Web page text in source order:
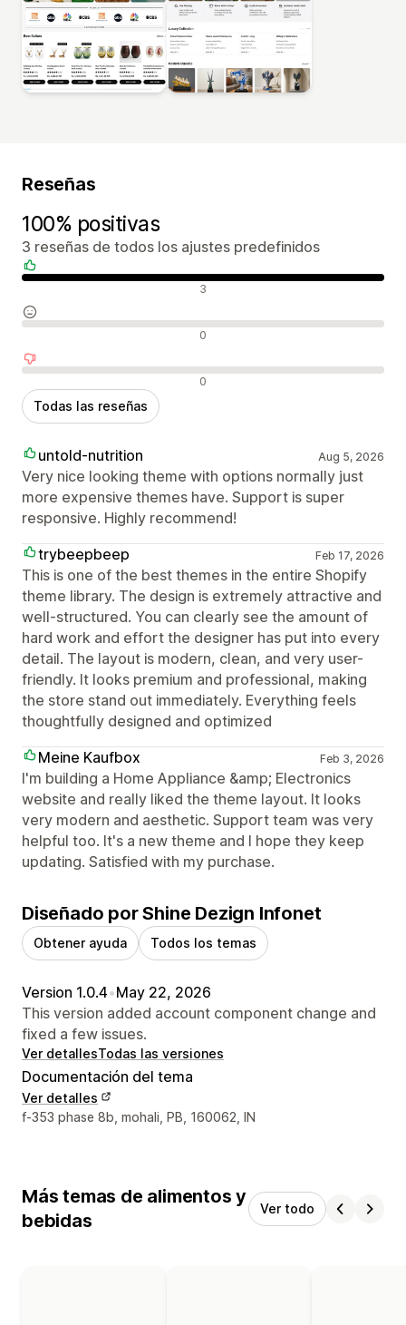
Reseñas
100% positivas
3 reseñas de todos los ajustes predefinidos
Reseñas positivas 3
Reseñas neutras 0
Reseñas negativas 0
Todas las reseñas
untold-nutrition Aug 5, 2026
Very nice looking theme with options normally just
more expensive themes have. Support is super
responsive. Highly recommend!
trybeepbeep
Feb 17, 2026
This is one of the best themes in the entire Shopify
theme library. The design is extremely attractive and
well-structured. You can clearly see the amount of
hard work and effort the designer has put into every
detail. The layout is modern, clean, and very user-
friendly. It looks premium and professional, making
the store stand out immediately. Everything feels
thoughtfully designed and optimized
Meine Kaufbox
Feb 3, 2026
I'm building a Home Appliance &amp; Electronics
website and really liked the theme layout. It looks
very modern and aesthetic. Support team was very
helpful too. It's a new theme and I hope they keep
updating. Satisfied with my purchase.
Diseñado por Shine Dezign Infonet
Obtener ayuda Todos los temas
Version 1.0.4•May 22, 2026
This version added account component change and
fixed a few issues.
Ver detallesTodas las versiones
Documentación del tema
Ver detalles
Detalles de contacto del diseñador
f-353 phase 8b, mohali, PB, 160062, IN
Más temas de alimentos y
bebidas
Ver todo